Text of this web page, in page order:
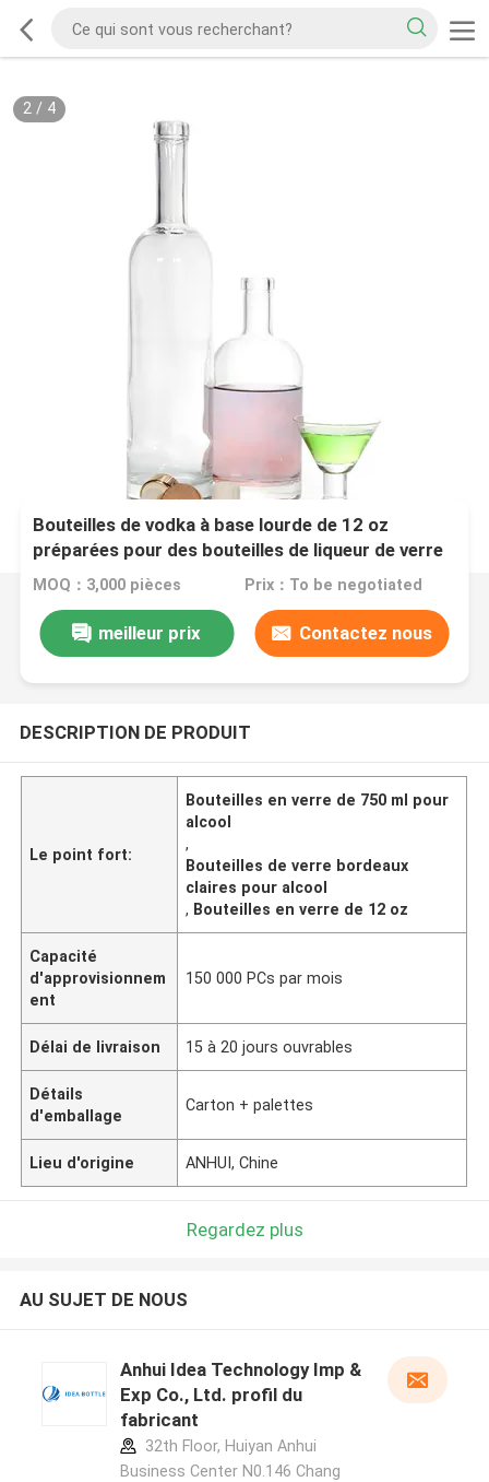
2/ 4
Bouteilles de vodka à base lourde de 12 oz
préparées pour des bouteilles de liqueur de verre
de Bordeaux claires de 750 ml
MOQ：3,000 pièces Prix：To be negotiated
meilleur prix Contactez nous
DESCRIPTION DE PRODUIT
Le point fort:
Bouteilles en verre de 750 ml pour
alcool
,
Bouteilles de verre bordeaux
claires pour alcool
, Bouteilles en verre de 12 oz
Capacité
d'approvisionnem
ent
150 000 PCs par mois
Délai de livraison 15 à 20 jours ouvrables
Détails
d'emballage
Carton + palettes
Lieu d'origine ANHUI, Chine
Regardez plus
AU SUJET DE NOUS
Anhui Idea Technology Imp &
Exp Co., Ltd. profil du
fabricant
32th Floor, Huiyan Anhui
Business Center N0.146 Chang